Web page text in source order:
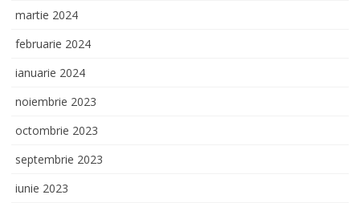
martie 2024
februarie 2024
ianuarie 2024
noiembrie 2023
octombrie 2023
septembrie 2023
iunie 2023